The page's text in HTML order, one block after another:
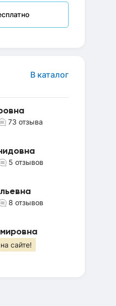
В каталог
73 отзыва
5 отзывов
8 отзывов
сайте!